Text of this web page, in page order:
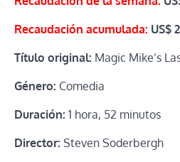
Recaudación acumulada: US$
Título original: Magic Mike’s
Género: Comedia
Duración: 1 hora, 52 minutos
Director: Steven Soderbergh